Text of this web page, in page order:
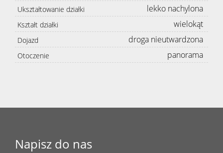
Ukształtowanie działki lekko nachylona
Kształt działki wielokąt
Dojazd droga nieutwardzona
Otoczenie panorama
Napisz do nas